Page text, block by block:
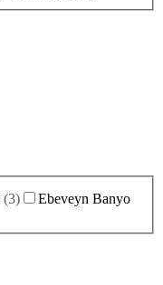
(3)
Ebeveyn Banyo